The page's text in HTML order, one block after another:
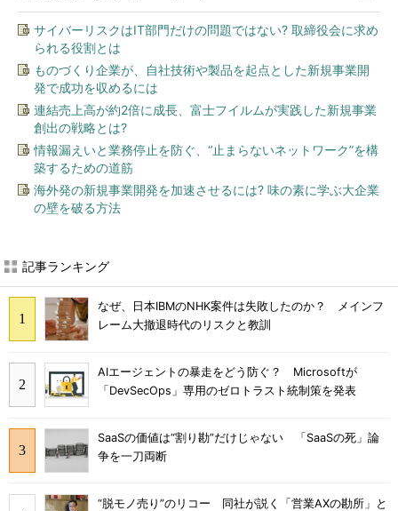
サイバーリスクはIT部門だけの問題ではない? 取締役会に求め
られる役割とは
ものづくり企業が、自社技術や製品を起点とした新規事業開
発で成功を収めるには
連結売上高が約2倍に成長、富士フイルムが実践した新規事業
創出の戦略とは?
情報漏えいと業務停止を防ぐ、“止まらないネットワーク”を構
築するための道筋
海外発の新規事業開発を加速させるには? 味の素に学ぶ大企業
の壁を破る方法
記事ランキング
なぜ、日本IBMのNHK案件は失敗したのか？ メインフ
レーム大撤退時代のリスクと教訓
AIエージェントの暴走をどう防ぐ？ Microsoftが
「DevSecOps」専用のゼロトラスト統制策を発表
SaaSの価値は“割り勘”だけじゃない 「SaaSの死」論
争を一刀両断
“脱モノ売り”のリコー 同社が説く「営業AXの勘所」と